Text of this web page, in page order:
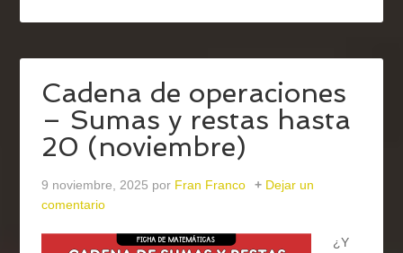
Cadena de operaciones
– Sumas y restas hasta
20 (noviembre)
9 noviembre, 2025 por Fran Franco
Dejar un
comentario
¿Y